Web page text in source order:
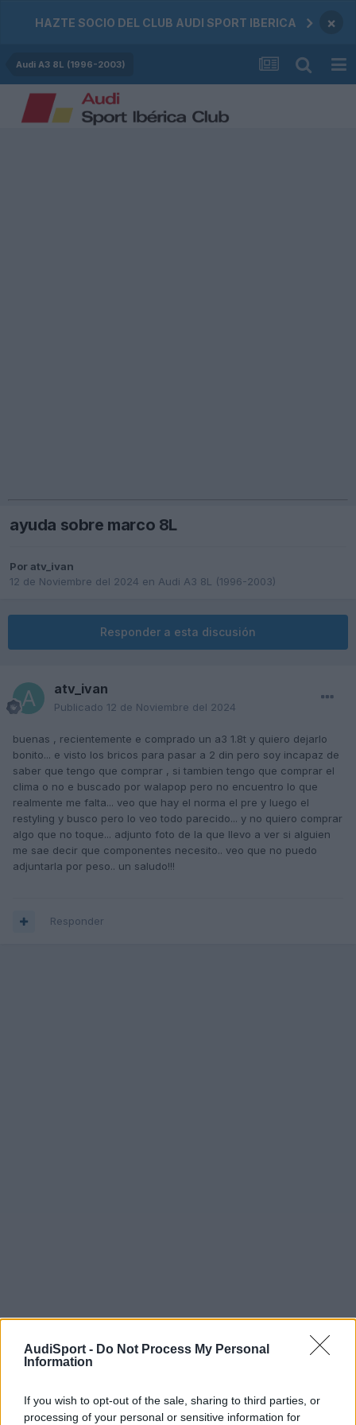
AudiSport - Do Not Process My Personal
Information
If you wish to opt-out of the sale, sharing to third parties, or
processing of your personal or sensitive information for
HAZTE SOCIO DEL CLUB AUDI SPORT IBERICA ×
Audi A3 8L (1996-2003)
ayuda sobre marco 8L
Por atv_ivan
12 de Noviembre del 2024 en Audi A3 8L (1996-2003)
Responder a esta discusión
atv_ivan
Publicado 12 de Noviembre del 2024
buenas , recientemente e comprado un a3 1.8t y quiero dejarlo
bonito... e visto los bricos para pasar a 2 din pero soy incapaz de
saber que tengo que comprar , si tambien tengo que comprar el
clima o no e buscado por walapop pero no encuentro lo que
realmente me falta... veo que hay el norma el pre y luego el
restyling y busco pero lo veo todo parecido... y no quiero comprar
algo que no toque... adjunto foto de la que llevo a ver si alguien
me sae decir que componentes necesito.. veo que no puedo
adjuntarla por peso.. un saludo!!!
Responder
PAUL-A8
En 12/11/2024 a las 13:41,atv_ivan dijo: